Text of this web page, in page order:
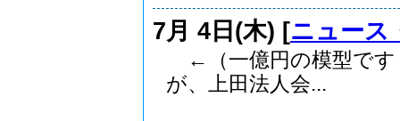
7月 4日(木) [ニュース
←（一億円の模型で
が、上田法人会...